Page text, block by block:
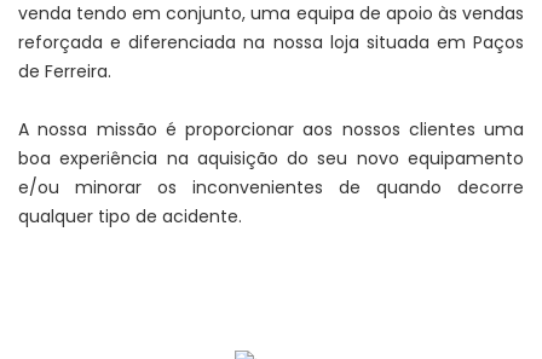
venda tendo em conjunto, uma equipa de apoio às vendas
reforçada e diferenciada na nossa loja situada em Paços
de Ferreira.
A nossa missão é proporcionar aos nossos clientes uma
boa experiência na aquisição do seu novo equipamento
e/ou minorar os inconvenientes de quando decorre
qualquer tipo de acidente.